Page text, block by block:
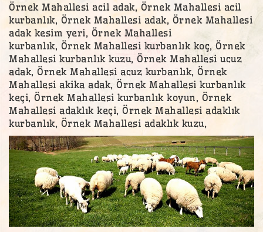
Örnek Mahallesi acil adak, Örnek Mahallesi acil
kurbanlık, Örnek Mahallesi adak, Örnek Mahallesi
adak kesim yeri, Örnek Mahallesi
kurbanlık, Örnek Mahallesi kurbanlık koç, Örnek
Mahallesi kurbanlık kuzu, Örnek Mahallesi ucuz
adak, Örnek Mahallesi acuz kurbanlık, Örnek
Mahallesi akika adak, Örnek Mahallesi kurbanlık
keçi, Örnek Mahallesi kurbanlık koyun, Örnek
Mahallesi adaklık keçi, Örnek Mahallesi adaklık
kurbanlık, Örnek Mahallesi adaklık kuzu,